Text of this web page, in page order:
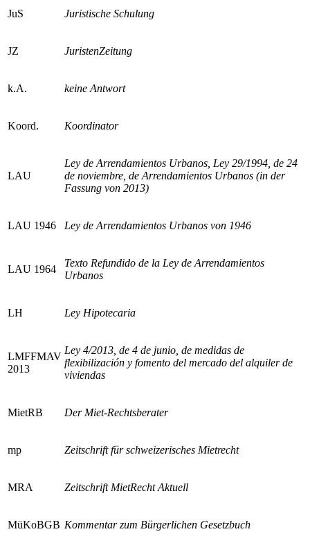
JuS Juristische Schulung
JZ JuristenZeitung
k.A. keine Antwort
Koord. Koordinator
LAU
Ley de Arrendamientos Urbanos, Ley 29/1994, de 24
de noviembre, de Arrendamientos Urbanos (in der
Fassung von 2013)
LAU 1946 Ley de Arrendamientos Urbanos von 1946
LAU 1964
Texto Refundido de la Ley de Arrendamientos
Urbanos
LH Ley Hipotecaria
LMFFMAV
2013
Ley 4/2013, de 4 de junio, de medidas de
flexibilización y fomento del mercado del alquiler de
viviendas
MietRB Der Miet-Rechtsberater
mp Zeitschrift für schweizerisches Mietrecht
MRA Zeitschrift MietRecht Aktuell
MüKoBGB Kommentar zum Bürgerlichen Gesetzbuch